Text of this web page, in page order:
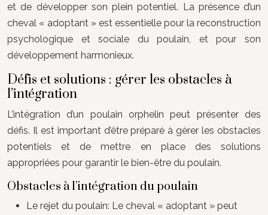
et de développer son plein potentiel. La présence d’un
cheval « adoptant » est essentielle pour la reconstruction
psychologique et sociale du poulain, et pour son
développement harmonieux.
Défis et solutions : gérer les obstacles à
l’intégration
L’intégration d’un poulain orphelin peut présenter des
défis. Il est important d’être préparé à gérer les obstacles
potentiels et de mettre en place des solutions
appropriées pour garantir le bien-être du poulain.
Obstacles à l’intégration du poulain
Le rejet du poulain: Le cheval « adoptant » peut